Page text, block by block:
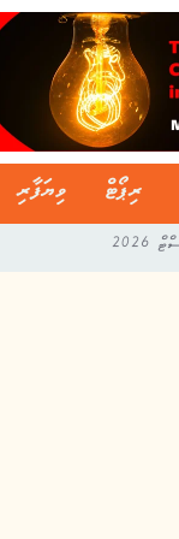
ރިޕޯޓް ވިޔަފާރި